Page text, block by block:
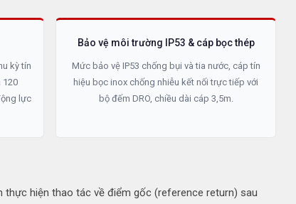
kỳ tín
120
lực
Bảo vệ môi trường IP53 & cáp bọc thép
Mức bảo vệ IP53 chống bụi và tia nước, cáp tín
hiệu bọc inox chống nhiễu kết nối trực tiếp với
bộ đếm DRO, chiều dài cáp 3,5m.
hiện thao tác về điểm gốc (reference return) sau